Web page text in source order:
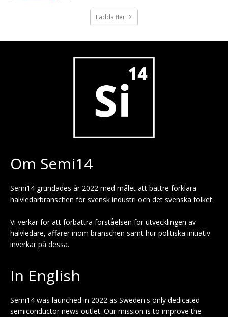
Ladda fler
Om Semi14
Semi14 grundades år 2022 med målet att bättre förklara
halvledarbranschen för svensk industri och det svenska folket.
Vi verkar för att förbättra förståelsen för utvecklingen av
halvledare, affärer inom branschen samt hur politiska initiativ
inverkar på dessa.
In English
Semi14 was launched in 2022 as Sweden's only dedicated
semiconductor news outlet. Our mission is to improve the